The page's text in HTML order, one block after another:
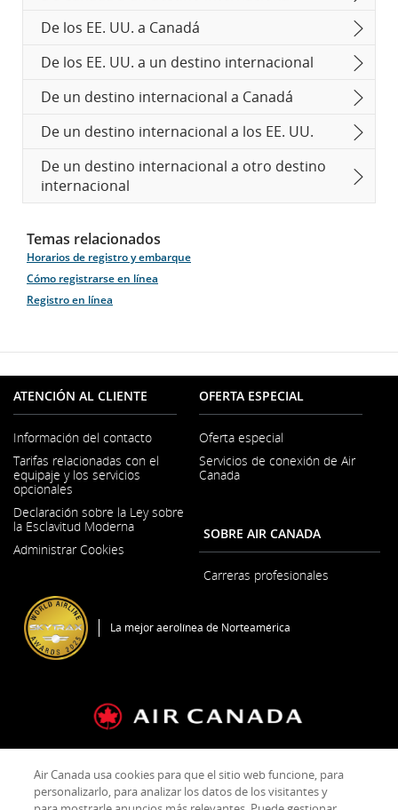
De los EE. UU. a Canadá
De los EE. UU. a un destino internacional
De un destino internacional a Canadá
De un destino internacional a los EE. UU.
De un destino internacional a otro destino
internacional
Temas relacionados
Horarios de registro y embarque
Cómo registrarse en línea
Registro en línea
ATENCIÓN AL CLIENTE
Información del contacto
abre
ventana
nueva
Tarifas relacionadas con el
equipaje y los servicios
opcionales
Declaración sobre la Ley sobre
la Esclavitud Moderna
Administrar Cookies
OFERTA ESPECIAL
Oferta especial
Servicios de conexión de Air
Canada
SOBRE AIR CANADA
Carreras profesionales
La mejor aerolínea de Norteamérica
Política de privacidad
Política sobre cookies
Air Canada usa cookies para que el sitio web funcione, para
personalizarlo, para analizar los datos de los visitantes y